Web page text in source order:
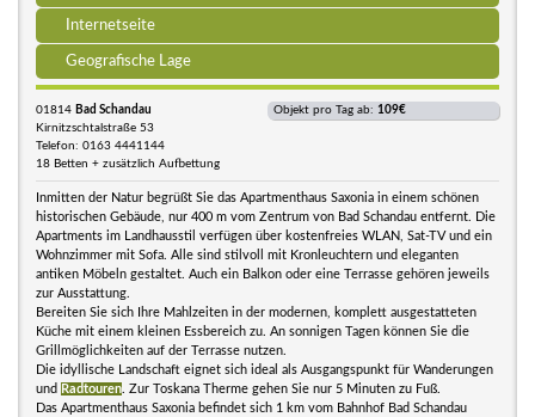
Internetseite
Geografische Lage
01814 Bad Schandau
Kirnitzschtalstraße 53
Telefon: 0163 4441144
18 Betten + zusätzlich Aufbettung
Objekt pro Tag ab: 109€
Inmitten der Natur begrüßt Sie das Apartmenthaus Saxonia in einem schönen
historischen Gebäude, nur 400 m vom Zentrum von Bad Schandau entfernt. Die
Apartments im Landhausstil verfügen über kostenfreies WLAN, Sat-TV und ein
Wohnzimmer mit Sofa. Alle sind stilvoll mit Kronleuchtern und eleganten
antiken Möbeln gestaltet. Auch ein Balkon oder eine Terrasse gehören jeweils
zur Ausstattung.
Bereiten Sie sich Ihre Mahlzeiten in der modernen, komplett ausgestatteten
Küche mit einem kleinen Essbereich zu. An sonnigen Tagen können Sie die
Grillmöglichkeiten auf der Terrasse nutzen.
Die idyllische Landschaft eignet sich ideal als Ausgangspunkt für Wanderungen
und Radtouren . Zur Toskana Therme gehen Sie nur 5 Minuten zu Fuß.
Das Apartmenthaus Saxonia befindet sich 1 km vom Bahnhof Bad Schandau